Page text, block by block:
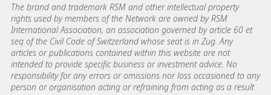
The brand and trademark RSM and other intellectual property
rights used by members of the Network are owned by RSM
International Association, an association governed by article 60 et
seq of the Civil Code of Switzerland whose seat is in Zug. Any
articles or publications contained within this website are not
intended to provide specific business or investment advice. No
responsibility for any errors or omissions nor loss occasioned to any
person or organisation acting or refraining from acting as a result